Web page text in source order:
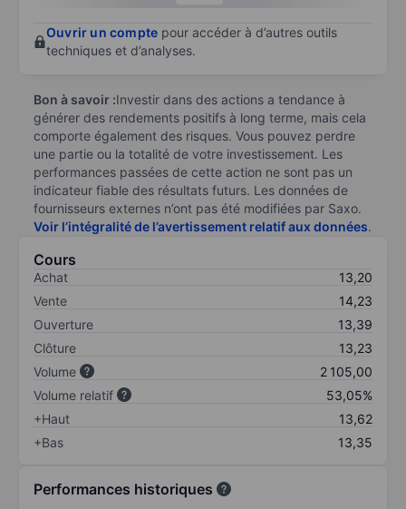
Ouvrir un compte pour accéder à d’autres outils
techniques et d’analyses.
Bon à savoir :Investir dans des actions a tendance à
générer des rendements positifs à long terme, mais cela
comporte également des risques. Vous pouvez perdre
une partie ou la totalité de votre investissement. Les
performances passées de cette action ne sont pas un
indicateur fiable des résultats futurs. Les données de
fournisseurs externes n’ont pas été modifiées par Saxo.
Voir l’intégralité de l’avertissement relatif aux données.
Cours
Achat
13,20
Vente
14,23
Ouverture
13,39
Clôture
13,23
Volume
2 105,00
Volume relatif
53,05%
+Haut
13,62
+Bas
13,35
Performances historiques